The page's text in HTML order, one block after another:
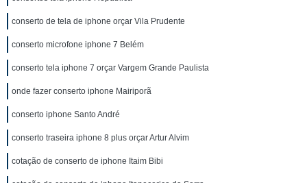
conserto de tela de iphone orçar Vila Prudente
conserto microfone iphone 7 Belém
conserto tela iphone 7 orçar Vargem Grande Paulista
onde fazer conserto iphone Mairiporã
conserto iphone Santo André
conserto traseira iphone 8 plus orçar Artur Alvim
cotação de conserto de iphone Itaim Bibi